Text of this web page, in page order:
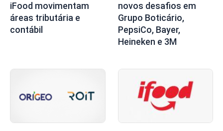
iFood movimentam
áreas tributária e
contábil
novos desafios em
Grupo Boticário,
PepsiCo, Bayer,
Heineken e 3M